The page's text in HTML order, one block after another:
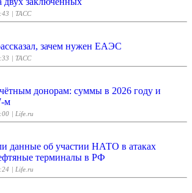
| ТАСС
зачем нужен ЕАЭС
| ТАСС
донорам: суммы в 2026 году и
м
| Life.ru
данные об участии НАТО в атаках
терминалы в РФ
| Life.ru